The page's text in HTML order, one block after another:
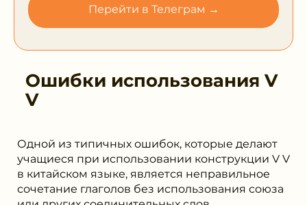
Перейти в Телеграм →
Ошибки использования V
V
Одной из типичных ошибок, которые делают
учащиеся при использовании конструкции V V
в китайском языке, является неправильное
сочетание глаголов без использования союза